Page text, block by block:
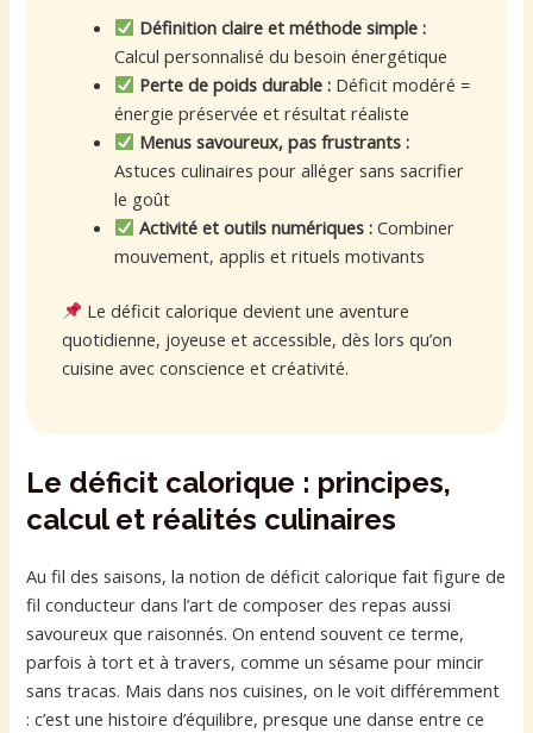
Définition claire et méthode simple :
Calcul personnalisé du besoin énergétique
Perte de poids durable :Déficit modéré =
énergie préservée et résultat réaliste
Menus savoureux, pas frustrants :
Astuces culinaires pour alléger sans sacrifier
le goût
Activité et outils numériques :Combiner
mouvement, applis et rituels motivants
Le déficit calorique devient une aventure
quotidienne, joyeuse et accessible, dès lors qu’on
cuisine avec conscience et créativité.
Le déficit calorique : principes,
calcul et réalités culinaires
Au fil des saisons, la notion de déficit calorique fait figure de
fil conducteur dans l’art de composer des repas aussi
savoureux que raisonnés. On entend souvent ce terme,
parfois à tort et à travers, comme un sésame pour mincir
sans tracas. Mais dans nos cuisines, on le voit différemment
: c’est une histoire d’équilibre, presque une danse entre ce